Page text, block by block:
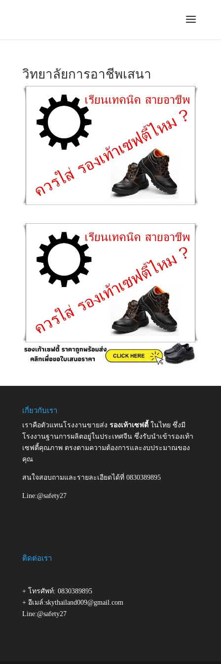
วิทยาลัยการอาชีพเสนา
เกี่ยวกับเรา
เราคือตัวแทนโรงงานขายส่ง รองเท้าเซฟตี้ ในไทย ซึ่งมี
โรงงานฐานการผลิตอยู่ในประเทศจีน ซึ่งรับนำเข้ารองเท้า
เซฟตี้คุณภาพ ตรงตามความต้องการและงบประมาณของ
คุณ
สนใจสอบถามและรายละเอียดได้ที่ 0830389895
Line:@safety27
ติดต่อเรา
+ โทรศัพท์: 0830389895
+ อีเมล์:skythailand009@gmail.com
Line:@safety27